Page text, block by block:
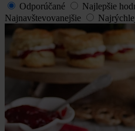
Odporúčané
Najlepšie
Najnavštevovanejšie